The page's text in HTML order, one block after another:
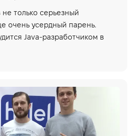
только серьезный
очень усердный парень.
Java-разработчиком в